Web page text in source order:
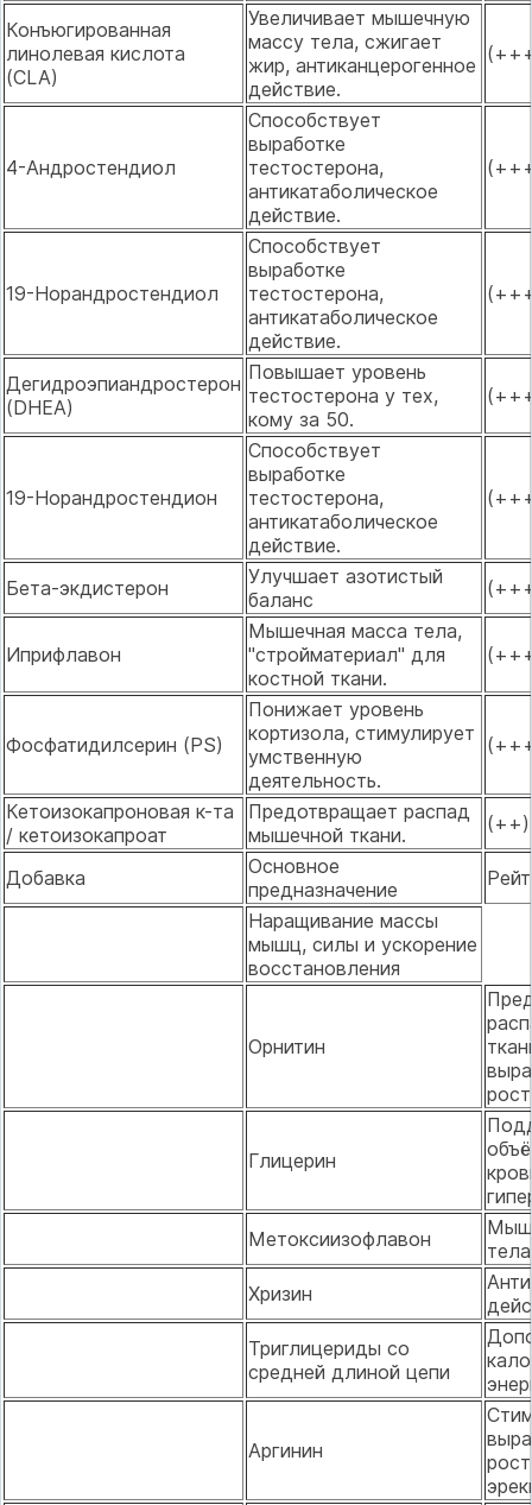
Конъюгированная
линолевая кислота
(CLA)
Увеличивает мышечную
массу тела, сжигает
жир, антиканцерогенное
действие.
4-Андростендиол
Способствует
выработке
тестостерона,
антикатаболическое
действие.
19-Норандростендиол
Способствует
выработке
тестостерона,
антикатаболическое
действие.
Дегидроэпиандростерон
(DHEA)
Повышает уровень
тестостерона у тех,
кому за 50.
19-Норандростендион
Способствует
выработке
тестостерона,
антикатаболическое
действие.
Бета-экдистерон
Улучшает азотистый
баланс
Иприфлавон
Мышечная масса тела,
"стройматериал" для
костной ткани.
Фосфатидилсерин (PS)
Понижает уровень
кортизола, стимулирует
умственную
деятельность.
Кетоизокапроновая к-та
/ кетоизокапроат
Предотвращает распад
мышечной ткани.
(++)
Добавка
Основное
предназначение
Наращивание массы
мышц, силы и ускорение
восстановления
Орнитин
Глицерин
Метоксиизофлавон
Хризин
Триглицериды со
средней длиной цепи
Аргинин